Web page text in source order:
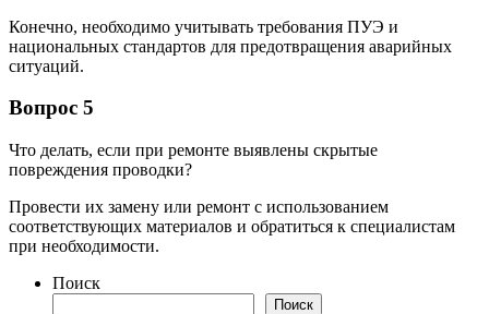
Конечно, необходимо учитывать требования ПУЭ и
национальных стандартов для предотвращения аварийных
ситуаций.
Вопрос 5
Что делать, если при ремонте выявлены скрытые
повреждения проводки?
Провести их замену или ремонт с использованием
соответствующих материалов и обратиться к специалистам
при необходимости.
Поиск
Поиск